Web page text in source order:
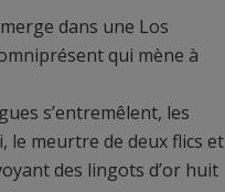
dans une Los
qui mène à
s’entremêlent, les
le meurtre de deux flics et
des lingots d’or huit